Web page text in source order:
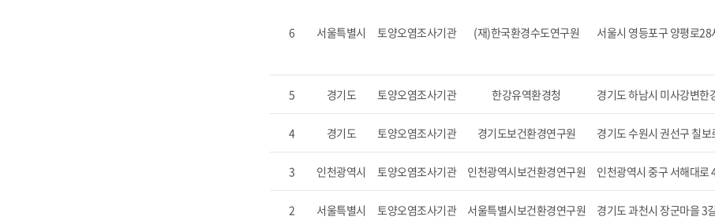
6 서울특별시 토양오염조사기관 (재)한국환경수도연구원 서울시 영등포구 양평로28
5 경기도 토양오염조사기관 한강유역환경청 경기도 하남시 미사강변한
4 경기도 토양오염조사기관 경기도보건환경연구원 경기도 수원시 권선구 칠
3 인천광역시 토양오염조사기관 인천광역시보건환경연구원 인천광역시 중구 서해대로
2 서울특별시 토양오염조사기관 서울특별시보건환경연구원 경기도 과천시 장군마을 3